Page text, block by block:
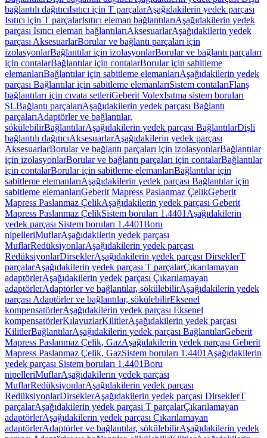
bağlantılı dağıtıcıIsıtıcı için T parçalarAşağıdakilerin yedek parçası
Isıtıcı için T parçalarIsıtıcı eleman bağlantılarıAşağıdakilerin yedek
parçası Isıtıcı eleman bağlantılarıAksesuarlarAşağıdakilerin yedek
parçası AksesuarlarBorular ve bağlantı parçaları için
izolasyonlarBağlantılar için izolasyonlarBorular ve bağlantı parçaları
için contalarBağlantılar için contalarBorular için sabitleme
elemanlarıBağlantılar için sabitleme elemanlarıAşağıdakilerin yedek
parçası Bağlantılar için sabitleme elemanlarıSistem contalarıFlanş
bağlantıları için cıvata setleriGeberit VolexIsıtma sistem boruları
SLBağlantı parçalarıAşağıdakilerin yedek parçası Bağlantı
parçalarıAdaptörler ve bağlantılar,
sökülebilirBağlantılarAşağıdakilerin yedek parçası BağlantılarDişli
bağlantılı dağıtıcıAksesuarlarAşağıdakilerin yedek parçası
AksesuarlarBorular ve bağlantı parçaları için izolasyonlarBağlantılar
için izolasyonlarBorular ve bağlantı parçaları için contalarBağlantılar
için contalarBorular için sabitleme elemanlarıBağlantılar için
sabitleme elemanlarıAşağıdakilerin yedek parçası Bağlantılar için
sabitleme elemanlarıGeberit Mapress Paslanmaz ÇelikGeberit
Mapress Paslanmaz ÇelikAşağıdakilerin yedek parçası Geberit
Mapress Paslanmaz ÇelikSistem boruları 1.4401 Aşağıdakilerin
yedek parçası Sistem boruları 1.4401Boru
nipelleriMuflarAşağıdakilerin yedek parçası
MuflarRedüksiyonlarAşağıdakilerin yedek parçası
RedüksiyonlarDirseklerAşağıdakilerin yedek parçası DirseklerT
parçalarAşağıdakilerin yedek parçası T parçalarÇıkarılamayan
adaptörlerAşağıdakilerin yedek parçası Çıkarılamayan
adaptörlerAdaptörler ve bağlantılar, sökülebilirAşağıdakilerin yedek
parçası Adaptörler ve bağlantılar, sökülebilirEksenel
kompensatörlerAşağıdakilerin yedek parçası Eksenel
kompensatörlerKılavuzlarKilitlerAşağıdakilerin yedek parçası
KilitlerBağlantılarAşağıdakilerin yedek parçası BağlantılarGeberit
Mapress Paslanmaz Çelik, GazAşağıdakilerin yedek parçası Geberit
Mapress Paslanmaz Çelik, GazSistem boruları 1.4401 Aşağıdakilerin
yedek parçası Sistem boruları 1.4401Boru
nipelleriMuflarAşağıdakilerin yedek parçası
MuflarRedüksiyonlarAşağıdakilerin yedek parçası
RedüksiyonlarDirseklerAşağıdakilerin yedek parçası DirseklerT
parçalarAşağıdakilerin yedek parçası T parçalarÇıkarılamayan
adaptörlerAşağıdakilerin yedek parçası Çıkarılamayan
adaptörlerAdaptörler ve bağlantılar, sökülebilirAşağıdakilerin yedek